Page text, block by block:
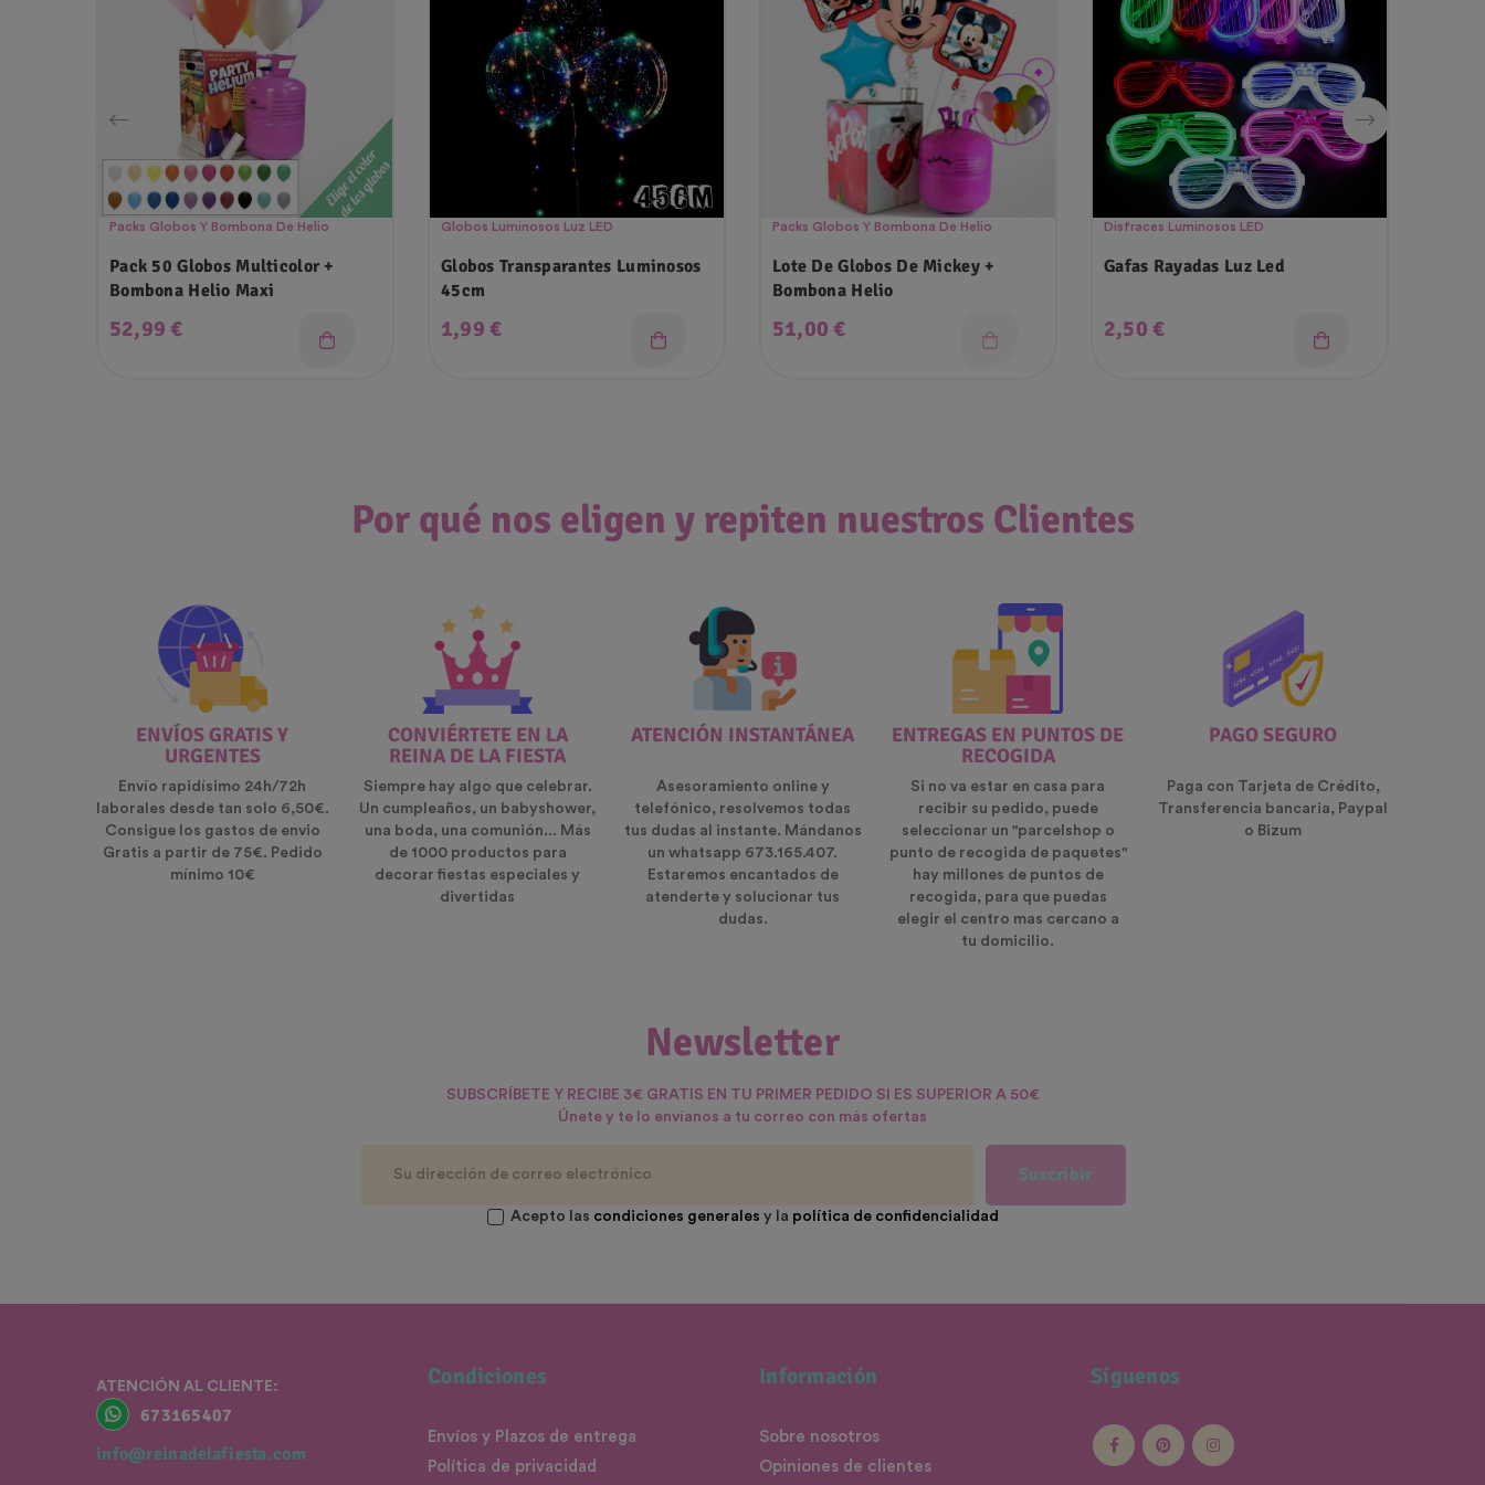
Packs Globos Y Bombona De Helio
Pack 50 Globos Multicolor +
Bombona Helio Maxi
Precio
52,99 €
Globos Luminosos Luz LED
Globos Transparantes Luminosos
45cm
Precio
1,99 €
Packs Globos Y Bombona De Helio
Lote De Globos De Mickey +
Bombona Helio
Precio
51,00 €
Disfraces Luminosos LED
Gafas Rayadas Luz Led
Precio
2,50 €
Por qué nos eligen y repiten nuestros Clientes
ENVÍOS GRATIS Y
URGENTES
Envío rapidísimo 24h/72h
laborales desde tan solo 6,50€.
Consigue los gastos de envio
Gratis a partir de 75€. Pedido
mínimo 10€
CONVIÉRTETE EN LA
REINA DE LA FIESTA
Siempre hay algo que celebrar.
Un cumpleaños, un babyshower,
una boda, una comunión... Más
de 1000 productos para
decorar fiestas especiales y
divertidas
ATENCIÓN INSTANTÁNEA
Asesoramiento online y
telefónico, resolvemos todas
tus dudas al instante. Mándanos
un whatsapp 673.165.407.
Estaremos encantados de
atenderte y solucionar tus
dudas.
ENTREGAS EN PUNTOS DE
RECOGIDA
Si no va estar en casa para
recibir su pedido, puede
seleccionar un "parcelshop o
punto de recogida de paquetes"
hay millones de puntos de
recogida, para que puedas
elegir el centro mas cercano a
tu domicilio.
PAGO SEGURO
Paga con Tarjeta de Crédito,
Transferencia bancaria, Paypal
o Bizum
Newsletter
SUBSCRÍBETE Y RECIBE 3€ GRATIS EN TU PRIMER PEDIDO SI ES SUPERIOR A 50€
Únete y te lo envíanos a tu correo con más ofertas
Suscribir
Acepto las condiciones generales y la política de confidencialidad
ATENCIÓN AL CLIENTE:
673165407
info@reinadelafiesta.com
Condiciones
Envíos y Plazos de entrega
Política de privacidad
Información
Sobre nosotros
Opiniones de clientes
Síguenos